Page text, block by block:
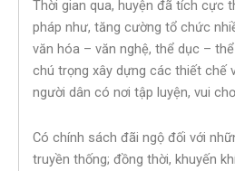
Thời gian qua, huyện đã tích cực
pháp như, tăng cường tổ chức
văn hóa – văn nghệ, thể dục –
chú trọng xây dựng các thiết chế
người dân có nơi tập luyện, vui
Có chính sách đãi ngộ đối với
truyền thống; đồng thời, khuyến